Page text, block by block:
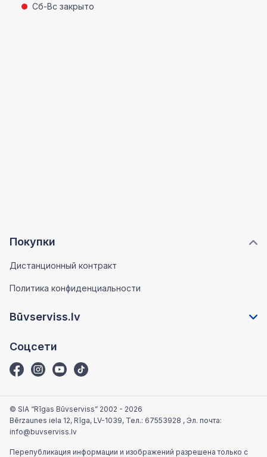
Покупки
Дистанционный контракт
Политика конфиденциальности
Būvserviss.lv
Соцсети
Сб-Вс закрыто
© SIA “Rīgas Būvserviss” 2002 - 2026
Bērzaunes iela 12, Rīga, LV-1039, Тел.: 67553928 , Эл. почта:
info@buvserviss.lv
Перепубликация информации и изображений разрешена только с